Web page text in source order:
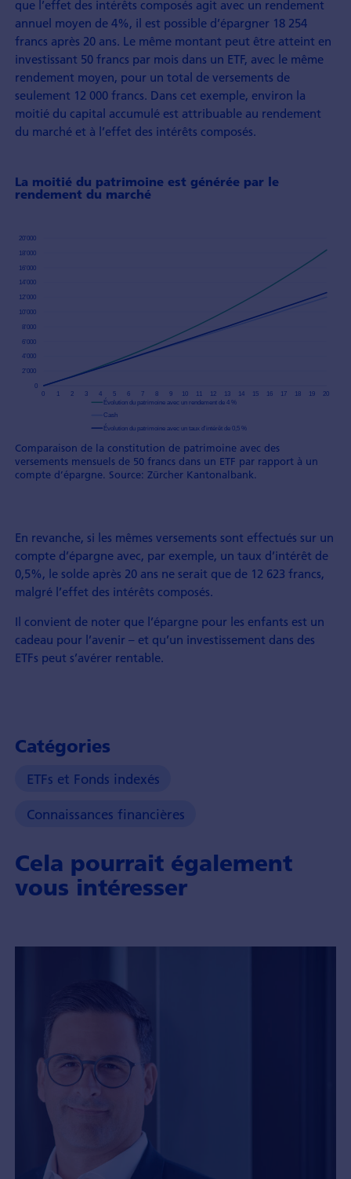
que l’effet des intérêts composés agit avec un rendement
annuel moyen de 4%, il est possible d’épargner 18 254
francs après 20 ans. Le même montant peut être atteint en
investissant 50 francs par mois dans un ETF, avec le même
rendement moyen, pour un total de versements de
seulement 12 000 francs. Dans cet exemple, environ la
moitié du capital accumulé est attribuable au rendement
du marché et à l’effet des intérêts composés.
La moitié du patrimoine est générée par le
rendement du marché
Comparaison de la constitution de patrimoine avec des
versements mensuels de 50 francs dans un ETF par rapport à un
compte d’épargne. Source: Zürcher Kantonalbank.
En revanche, si les mêmes versements sont effectués sur un
compte d’épargne avec, par exemple, un taux d’intérêt de
0,5%, le solde après 20 ans ne serait que de 12 623 francs,
malgré l’effet des intérêts composés.
Il convient de noter que l’épargne pour les enfants est un
cadeau pour l’avenir – et qu’un investissement dans des
ETFs peut s’avérer rentable.
Catégories
ETFs et Fonds indexés
Connaissances financières
Cela pourrait également
vous intéresser